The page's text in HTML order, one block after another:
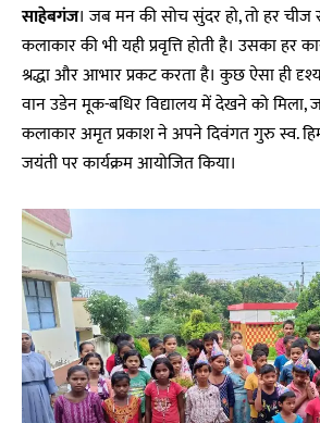
साहेबगंज। जब मन की सोच सुंदर हो, तो हर चीज
कलाकार की भी यही प्रवृत्ति होती है। उसका हर
श्रद्धा और आभार प्रकट करता है। कुछ ऐसा ही
वान उडेन मूक-बधिर विद्यालय में देखने को मिला,
कलाकार अमृत प्रकाश ने अपने दिवंगत गुरु स्व.
जयंती पर कार्यक्रम आयोजित किया।